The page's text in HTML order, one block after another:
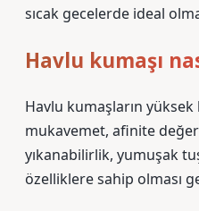
sıcak gecelerde ideal
Havlu kumaşı
Havlu kumaşların
mukavemet, afinite
yıkanabilirlik, yumuşak
özelliklere sahip olması